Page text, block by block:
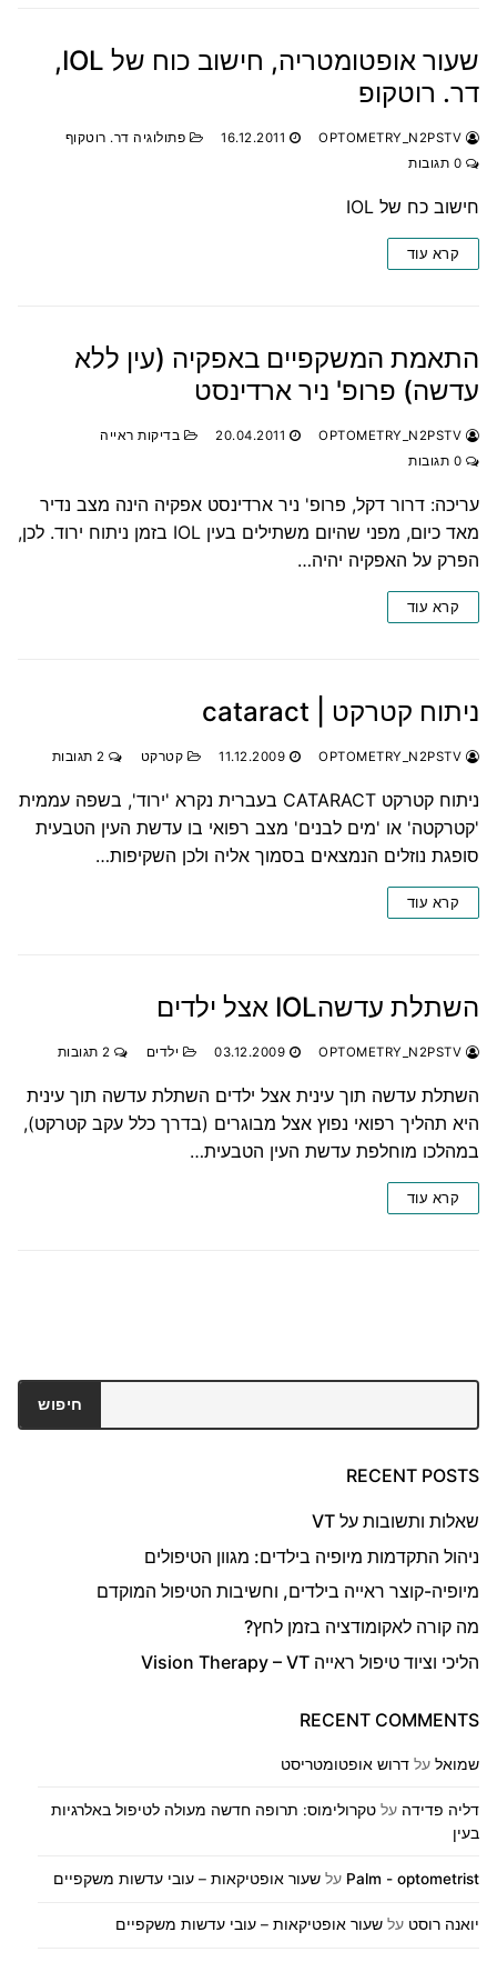
שעור אופטומטריה, חישוב כוח של IOL,
דר. רוטקופ
16.12.2011
פתולוגיה דר. רוטקוף
חישוב כח של IOL
קרא עוד
התאמת המשקפיים באפקיה (עין ללא
עדשה) פרופ' ניר ארדינסט
20.04.2011
בדיקות ראייה
עריכה: דרור דקל, פרופ' ניר ארדינסט אפקיה הינה מצב נדיר
מאד כיום, מפני שהיום משתילים בעין IOL בזמן ניתוח ירוד. לכן,
הפרק על האפקיה יהיה…
קרא עוד
ניתוח קטרקט | cataract
11.12.2009 קטרקט
ניתוח קטרקט CATARACT בעברית נקרא 'ירוד', בשפה עממית
'קטרקטה' או 'מים לבנים' מצב רפואי בו עדשת העין הטבעית
סופגת נוזלים הנמצאים בסמוך אליה ולכן השקיפות…
קרא עוד
השתלת עדשהIOL אצל ילדים
03.12.2009 ילדים
השתלת עדשה תוך עינית אצל ילדים השתלת עדשה תוך עינית
היא תהליך רפואי נפוץ אצל מבוגרים (בדרך כלל עקב קטרקט),
במהלכו מוחלפת עדשת העין הטבעית…
קרא עוד
חיפוש
RECENT POSTS
שאלות ותשובות על VT
ניהול התקדמות מיופיה בילדים: מגוון הטיפולים
מיופיה-קוצר ראייה בילדים, וחשיבות הטיפול המוקדם
מה קורה לאקומודציה בזמן לחץ?
הליכי וציוד טיפול ראייה Vision Therapy – VT
RECENT COMMENTS
שמואל על דרוש אופטומטריסט
דליה פדידה על טקרולימוס: תרופה חדשה מעולה לטיפול באלרגיות
בעין
Palm - optometrist על שעור אופטיקאות – עובי עדשות משקפיים
יואנה רוסט על שעור אופטיקאות – עובי עדשות משקפיים